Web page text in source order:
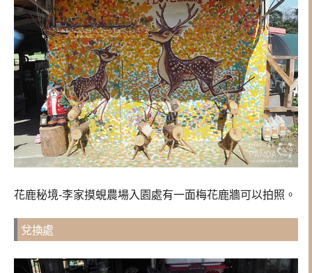
花鹿秘境-李家摸蜆農場入園處有一面梅花鹿牆可以拍照。
兌換處